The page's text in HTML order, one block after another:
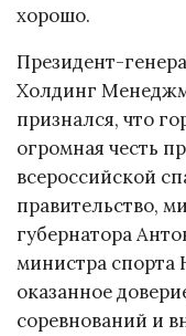
хорошо.
Президент-
Холдинг
признался, что
огромная честь
всероссийской
правительство,
губернатора
министра спорта
оказанное
соревнований и